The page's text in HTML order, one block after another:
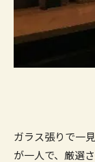
ガラス張りで一
が一人で、厳選